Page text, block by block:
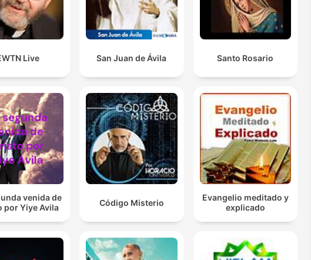
Live San Juan de Ávila Santo Rosario
venida de
por Yiye Avila
Código Misterio
Evangelio meditado y
explicado